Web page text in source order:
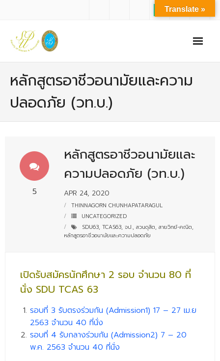
เกี่ยวกับเรา
- ปรัชญาการจัดการศึกษา มหาวิทยาลัยสวนดุสิต
- ประวัติความเป็นมาของคณะ
- บุคลากร
- - สำนักงานคณะวิทยาศาสตร์และเทคโนโลยี
- - บุคลากรวิชาการ
- - บุคลากรสนับสนุน
- - วิทยาการคอมพิวเตอร์
- - วิทยาศาสตร์เครื่องสำอาง
- - อาชีวอนามัยและความปลอดภัย
- - อนามัยสิ่งแวดล้อมและสาธารณภัย
หลักสูตรอาชีวอนามัยและความ
ปลอดภัย (วท.บ.)
หลักสูตรอาชีวอนามัยและ
ความปลอดภัย (วท.บ.)
APR 24, 2020
THINNAGORN CHUNHAPATARAGUL
5
UNCATEGORIZED
SDU63, TCAS63, จป., สวนดุสิต, สายวิทย์-คณิต,
หลักสูตรอาชีวอนามัยและความปลอดภัย
เปิดรับสมัครนักศึกษา 2 รอบ จำนวน 80 ที่
นั่ง SDU TCAS 63
รอบที่ 3 รับตรงร่วมกัน (Admission1) 17 – 27 เม.ย
2563 จำนวน 40 ที่นั่ง
รอบที่ 4 รับกลางร่วมกัน (Admission2) 7 – 20
พ.ค. 2563 จำนวน 40 ที่นั่ง
Translate »